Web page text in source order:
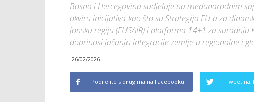
Bosna i Hercegovina sudjeluje na međunarodnim
okviru inicijativa kao što su Strategija EU-a za
jonsku regiju (EUSAIR) i platforma 14+1 za
doprinosi jačanju integracije zemlje u regionalne i
26/02/2026
Podijelite s drugima na Facebooku! Tweet na